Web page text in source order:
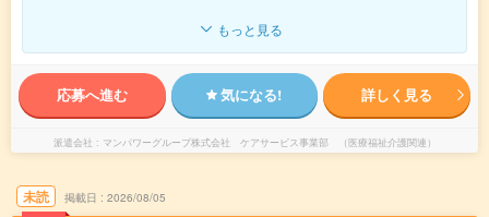
もっと見る
応募へ進む 気になる! 詳しく見る
派遣会社 マンパワーグループ株式会社 ケアサービス事業部 （医療福祉介護関連）
未読 掲載日 2026/08/05